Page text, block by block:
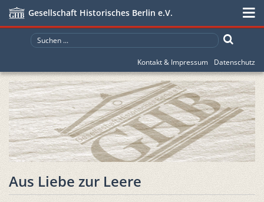
Gesellschaft Historisches Berlin e.V.
Kontakt & Impressum Datenschutz
Aus Liebe zur Leere